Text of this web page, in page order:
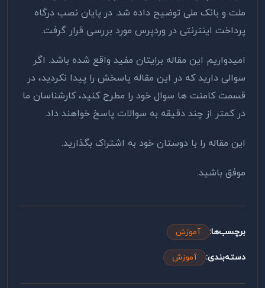
ملت و بانک ملی توضیح داده شد. در پایان نصب درگاه
پرداخت اینترنتی در وردپرس مورد بررسی قرار گرفت.
امیدواریم این مقاله برایتان مفید واقع شده باشد. اگر
سوالی دارید که در این مقاله پاسخش را پیدا نکردید، در
قسمت کامنت ها سوال خود را مطرح کنید، کارشناسان ما
در کمتر از چند دقیقه به سوالات پاسخ خواهند داد.
این مقاله را با دوستان خود به اشتراک بگذارید.
موفق باشید.
برچسب‌ها: آموزش
دسته‌بندی: آموزش